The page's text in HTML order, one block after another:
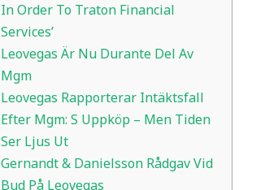
In Order To Traton Financial
Services’
Leovegas Är Nu Durante Del Av
Mgm
Leovegas Rapporterar Intäktsfall
Efter Mgm: S Uppköp – Men Tiden
Ser Ljus Ut
Gernandt & Danielsson Rådgav Vid
Bud På Leovegas